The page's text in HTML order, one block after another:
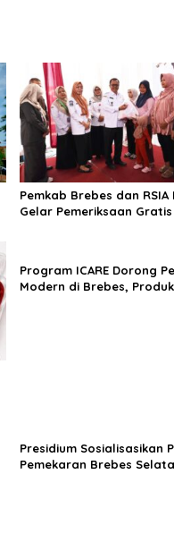
Pemkab Brebes dan RSIA
Gelar Pemeriksaan
Program ICARE Dorong
Modern di Brebes,
Presidium Sosialisasikan
Pemekaran Brebes